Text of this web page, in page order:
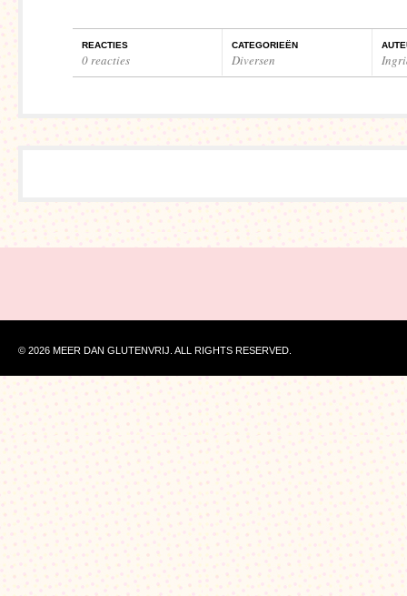
REACTIES
0 reacties
CATEGORIEËN
Diversen
© 2026 MEER DAN GLUTENVRIJ. ALL RIGHTS RESERVED.